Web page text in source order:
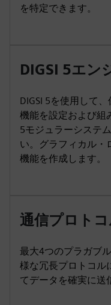
を特定できます。
DIGSI 5エン
DIGSI 5を使用して
機能を設定および組
5モジュラーシステ
い。グラフィカル・
機能を作成します。
通信プロト
最大4つのプラガブ
様な冗長プロトコル
てデータを確実に送